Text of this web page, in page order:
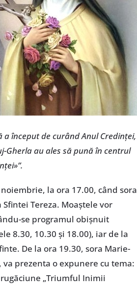
început de curând Anul Credinţei,
Gherla au ales să pună în centrul
la ora 17.00, când sora
Tereza. Moaştele vor
se programul obişnuit
8.30, 10.30 şi 18.00), iar de la
De la ora 19.30, sora Marie-
prezenta o expunere cu tema:
„Triumful Inimii